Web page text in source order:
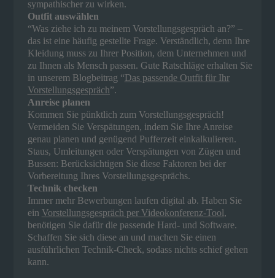
sympathischer zu wirken.
Outfit auswählen
“Was ziehe ich zu meinem Vorstellungsgespräch an?” –
das ist eine häufig gestellte Frage. Verständlich, denn Ihre
Kleidung muss zu Ihrer Position, dem Unternehmen und
zu Ihnen als Mensch passen. Gute Ratschläge erhalten Sie
in unserem Blogbeitrag “Das passende Outfit für Ihr
Vorstellungsgespräch”.
Anreise planen
Kommen Sie pünktlich zum Vorstellungsgespräch!
Vermeiden Sie Verspätungen, indem Sie Ihre Anreise
genau planen und genügend Pufferzeit einkalkulieren.
Staus, Umleitungen oder Verspätungen von Zügen und
Bussen: Berücksichtigen Sie diese Faktoren bei der
Vorbereitung Ihres Vorstellungsgesprächs.
Technik checken
Immer mehr Bewerbungen laufen digital ab. Haben Sie
ein Vorstellungsgespräch per Videokonferenz-Tool,
benötigen Sie dafür die passende Hard- und Software.
Schaffen Sie sich diese an und machen Sie einen
ausführlichen Technik-Check, sodass nichts schief gehen
kann.